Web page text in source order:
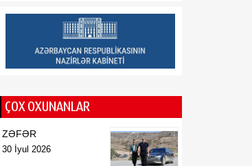
Kənd Təsərrüfatı
Nazirliyinin vəzifəli şəxsləri
rayonlarından olan
vətəndaşlarla görüşüb
16:29
sektoru “Moody’s”dən
16:28
07 Avqust
ÇOX OXUNANLAR
ZƏFƏR
30 İyul 2026